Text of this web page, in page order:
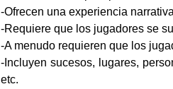
-Ofrecen una experiencia
-Requiere que los jugadores se
-A menudo requieren que los
-Incluyen sucesos, lugares,
etc.